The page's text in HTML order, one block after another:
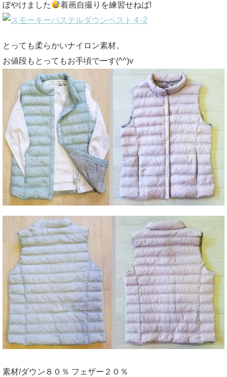
ぼやけました 着画自撮りを練習せねば!
とっても柔らかいナイロン素材。
お値段もとってもお手頃でーす(^^)v
素材/ダウン８０％ フェザー２０％